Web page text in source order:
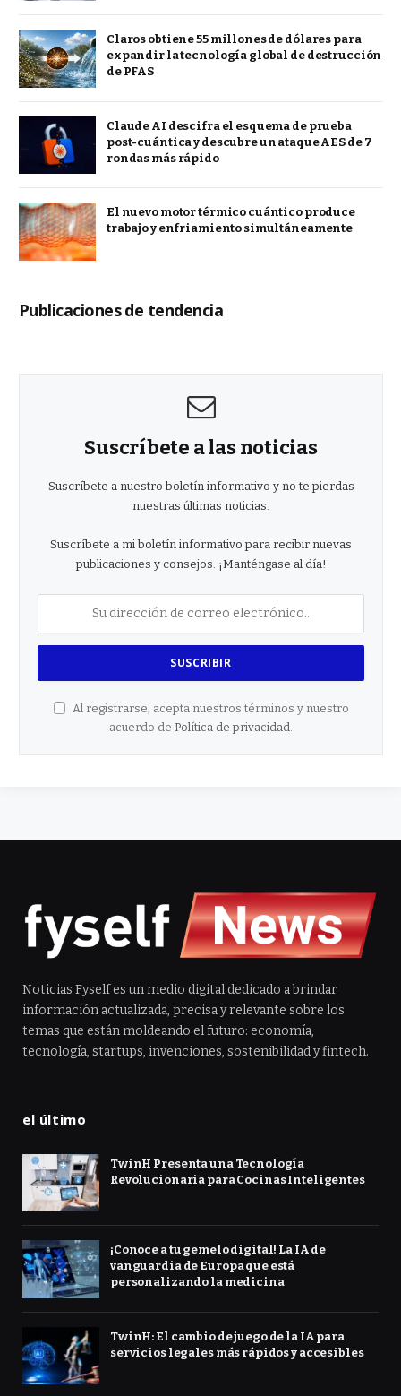
Claros obtiene 55 millones de dólares para
expandir la tecnología global de destrucción
de PFAS
Claude AI descifra el esquema de prueba
post-cuántica y descubre un ataque AES de 7
rondas más rápido
El nuevo motor térmico cuántico produce
trabajo y enfriamiento simultáneamente
Publicaciones de tendencia
Suscríbete a las noticias
Suscríbete a nuestro boletín informativo y no te pierdas
nuestras últimas noticias.
Suscríbete a mi boletín informativo para recibir nuevas
publicaciones y consejos. ¡Manténgase al día!
Al registrarse, acepta nuestros términos y nuestro
acuerdo de Política de privacidad
Noticias Fyself es un medio digital dedicado a brindar
información actualizada, precisa y relevante sobre los
temas que están moldeando el futuro: economía,
tecnología, startups, invenciones, sostenibilidad y fintech.
el último
TwinH Presenta una Tecnología
Revolucionaria para Cocinas Inteligentes
¡Conoce a tu gemelo digital! La IA de
vanguardia de Europa que está
personalizando la medicina
TwinH: El cambio de juego de la IA para
servicios legales más rápidos y accesibles